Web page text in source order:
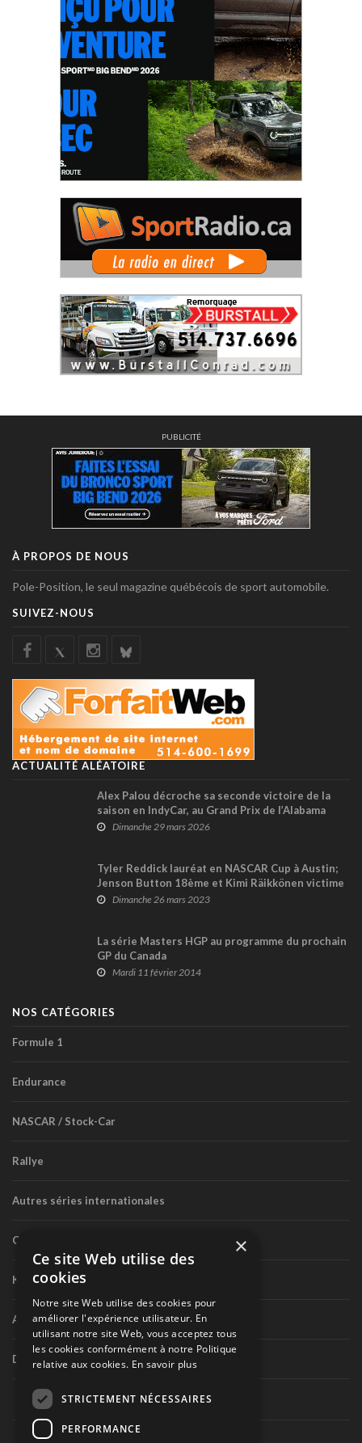
PUBLICITÉ
À PROPOS DE NOUS
Pole-Position, le seul magazine québécois de sport automobile.
SUIVEZ-NOUS
ACTUALITÉ ALÉATOIRE
Alex Palou décroche sa seconde victoire de la
saison en IndyCar, au Grand Prix de l’Alabama
Dimanche 29 mars 2026
Tyler Reddick lauréat en NASCAR Cup à Austin;
Jenson Button 18ème et Kimi Räikkönen victime
d’un accrochage (+ vidéo)
Dimanche 26 mars 2023
La série Masters HGP au programme du prochain
GP du Canada
Mardi 11 février 2014
NOS CATÉGORIES
Formule 1
Endurance
NASCAR / Stock-Car
Rallye
Autres séries internationales
Circuit routier canadien
Karting
Autres séries nationales
Divers
×
Ce site Web utilise des
cookies
Notre site Web utilise des cookies pour
améliorer l'expérience utilisateur. En
utilisant notre site Web, vous acceptez tous
les cookies conformément à notre Politique
relative aux cookies. En savoir plus
STRICTEMENT NÉCESSAIRES
PERFORMANCE